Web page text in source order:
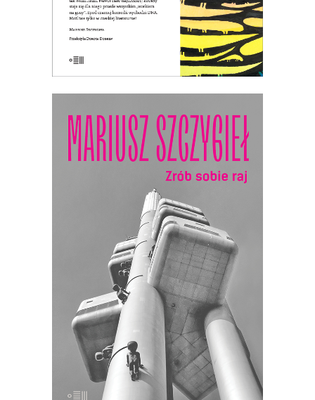
E-BOOK DO KOSZYKA
[EBOOK] ZRÓB SOBIE RAJ
Nowe wydanie kultowej książki o
Czechach, jakich nie znamy!
Recenzenci pisali, że Szczygieł odkrył w
niej przed Polakami tajemnicze plemię…
43.00 21.50zł
E-BOOK DO KOSZYKA